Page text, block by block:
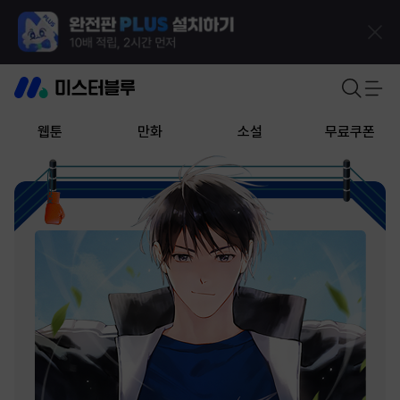
웹툰 만화 소설 무료쿠폰